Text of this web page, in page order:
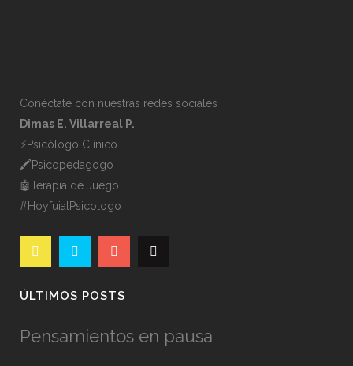
Conéctate con nuestras redes sociales
Dimas E. Villarreal P.
⚡️Psicólogo Clínico
🖍Psicopedagogo
🤖Terapia de Juego
#HoyfuialPsicologo
ÚLTIMOS POSTS
Pensamientos en pausa